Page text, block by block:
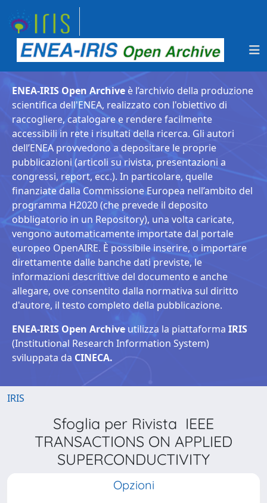
ENEA-IRIS Open Archive è l’archivio della produzione
scientifica dell'ENEA, realizzato con l'obiettivo di
raccogliere, catalogare e rendere facilmente
accessibili in rete i risultati della ricerca. Gli autori
dell’ENEA provvedono a depositare le proprie
pubblicazioni (articoli su rivista, presentazioni a
congressi, report, ecc.). In particolare, quelle
finanziate dalla Commissione Europea nell’ambito del
programma H2020 (che prevede il deposito
obbligatorio in un Repository), una volta caricate,
vengono automaticamente importate dal portale
europeo OpenAIRE. È possibile inserire, o importare
direttamente dalle banche dati previste, le
informazioni descrittive del documento e anche
allegare, ove consentito dalla normativa sul diritto
d'autore, il testo completo della pubblicazione.
ENEA-IRIS Open Archive utilizza la piattaforma IRIS
(Institutional Research Information System)
sviluppata da CINECA.
IRIS
Sfoglia per Rivista IEEE
TRANSACTIONS ON APPLIED
SUPERCONDUCTIVITY
Opzioni